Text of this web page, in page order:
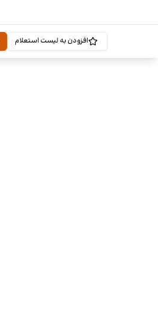
افزودن به لیست استعلام